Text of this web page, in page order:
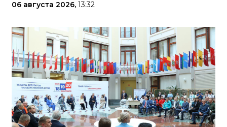
06 августа 2026, 13:32